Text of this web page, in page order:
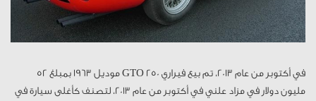
في أكتوبر من عام 2013، تم بيع فيراري 250 GTO موديل 1963 بمبلغ 52
مليون دولار في مزاد علني في أكتوبر من عام 2013، لتصنف كأغلى سيارة في